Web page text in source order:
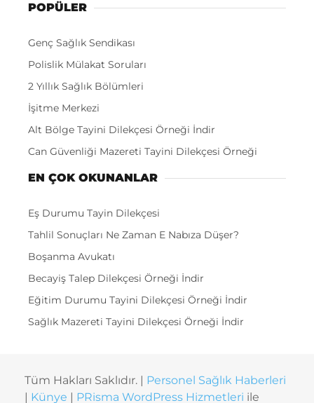
POPÜLER
Genç Sağlık Sendikası
Polislik Mülakat Soruları
2 Yıllık Sağlık Bölümleri
İşitme Merkezi
Alt Bölge Tayini Dilekçesi Örneği İndir
Can Güvenliği Mazereti Tayini Dilekçesi Örneği
EN ÇOK OKUNANLAR
Eş Durumu Tayin Dilekçesi
Tahlil Sonuçları Ne Zaman E Nabıza Düşer?
Boşanma Avukatı
Becayiş Talep Dilekçesi Örneği İndir
Eğitim Durumu Tayini Dilekçesi Örneği İndir
Sağlık Mazereti Tayini Dilekçesi Örneği İndir
Tüm Hakları Saklıdır. | Personel Sağlık Haberleri
| Künye | PRisma WordPress Hizmetleri ile